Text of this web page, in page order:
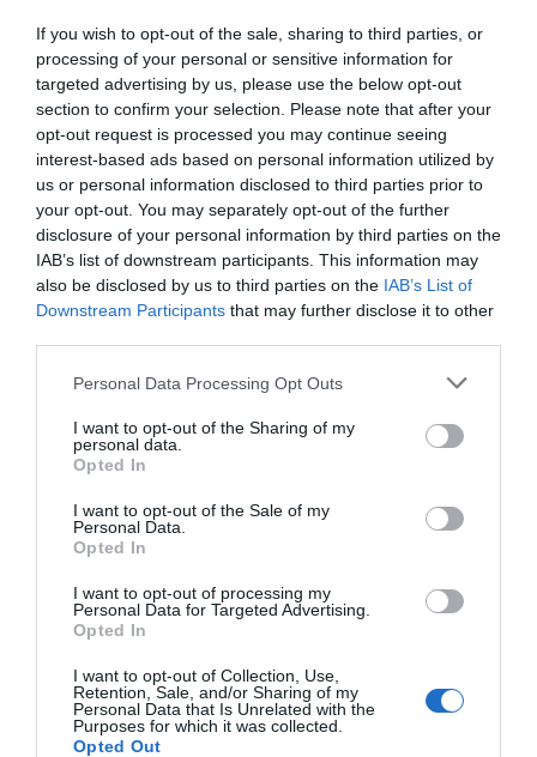
If you wish to opt-out of the sale, sharing to third parties, or
processing of your personal or sensitive information for
targeted advertising by us, please use the below opt-out
section to confirm your selection. Please note that after your
opt-out request is processed you may continue seeing
interest-based ads based on personal information utilized by
us or personal information disclosed to third parties prior to
your opt-out. You may separately opt-out of the further
disclosure of your personal information by third parties on the
IAB’s list of downstream participants. This information may
also be disclosed by us to third parties on the IAB’s List of
Downstream Participants that may further disclose it to other
Personal Data Processing Opt Outs
I want to opt-out of the Sharing of my
personal data.
Opted In
I want to opt-out of the Sale of my
Personal Data.
Opted In
I want to opt-out of processing my
Personal Data for Targeted Advertising.
Opted In
I want to opt-out of Collection, Use,
Retention, Sale, and/or Sharing of my
Personal Data that Is Unrelated with the
Purposes for which it was collected.
Opted Out